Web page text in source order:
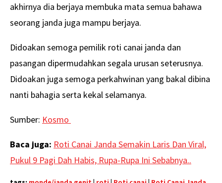
akhirnya dia berjaya membuka mata semua bahawa
seorang janda juga mampu berjaya.
Didoakan semoga pemilik roti canai janda dan
pasangan dipermudahkan segala urusan seterusnya.
Didoakan juga semoga perkahwinan yang bakal dibina
nanti bahagia serta kekal selamanya.
Sumber: Kosmo
Baca juga: Roti Canai Janda Semakin Laris Dan Viral,
Pukul 9 Pagi Dah Habis, Rupa-Rupa Ini Sebabnya..